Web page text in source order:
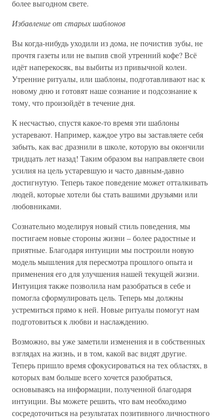
более выгодном свете.
Избавление от старых шаблонов
Вы когда-нибудь уходили из дома, не почистив зубы, не
прочтя газеты или не выпив свой утренний кофе? Всё
идёт наперекосяк, вы выбиты из привычной колеи.
Утренние ритуалы, или шаблоны, подготавливают нас к
новому дню и готовят наше сознание и подсознание к
тому, что произойдёт в течение дня.
К несчастью, спустя какое-то время эти шаблоны
устаревают. Например, каждое утро вы заставляете себя
забыть, как вас дразнили в школе, которую вы окончили
тридцать лет назад! Таким образом вы направляете свои
усилия на цель устаревшую и часто давным-давно
достигнутую. Теперь такое поведение может отталкивать
людей, которые хотели бы стать вашими друзьями или
любовниками.
Сознательно моделируя новый стиль поведения, мы
постигаем новые стороны жизни – более радостные и
приятные. Благодаря интуиции мы построили новую
модель мышления для пересмотра прошлого опыта и
применения его для улучшения нашей текущей жизни.
Интуиция также позволила нам разобраться в себе и
помогла сформулировать цель. Теперь мы должны
устремиться прямо к ней. Новые ритуалы помогут нам
подготовиться к любви и наслаждению.
Возможно, вы уже заметили изменения и в собственных
взглядах на жизнь, и в том, какой вас видят другие.
Теперь пришло время сфокусироваться на тех областях, в
которых вам больше всего хочется разобраться,
основываясь на информации, полученной благодаря
интуиции. Вы можете решить, что вам необходимо
сосредоточиться на результатах позитивного личностного